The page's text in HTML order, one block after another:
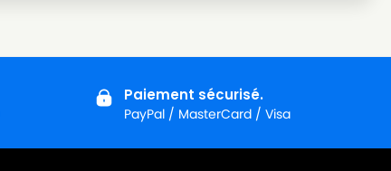
Paiement sécurisé.
PayPal / MasterCard / Visa